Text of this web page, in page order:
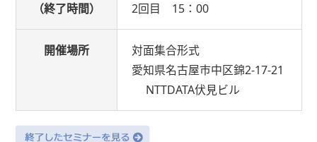
（終了時間）
2回目 15：00
開催場所
対面集合形式
愛知県名古屋市中区錦2-17-21
NTTDATA伏見ビル